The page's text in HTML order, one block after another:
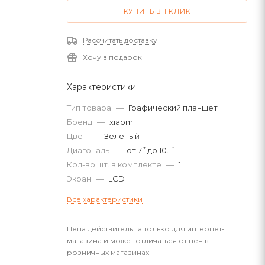
КУПИТЬ В 1 КЛИК
Рассчитать доставку
Хочу в подарок
Характеристики
Тип товара — Графический планшет
Бренд — xiaomi
Цвет — Зелёный
Диагональ — от 7’’ до 10.1”
Кол-во шт. в комплекте — 1
Экран — LCD
Все характеристики
Цена действительна только для интернет-
магазина и может отличаться от цен в
розничных магазинах